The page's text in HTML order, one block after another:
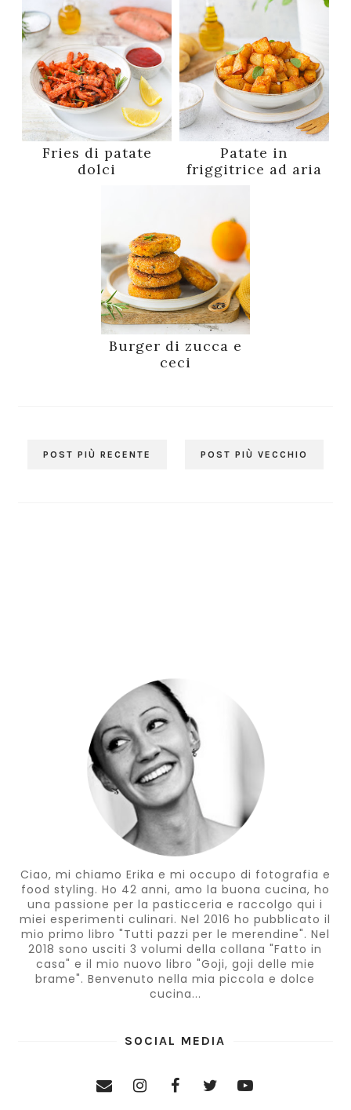
Fries di patate
dolci
Patate in
friggitrice ad aria
Burger di zucca e
ceci
POST PIÙ RECENTE POST PIÙ VECCHIO
Ciao, mi chiamo Erika e mi occupo di fotografia e
food styling. Ho 42 anni, amo la buona cucina, ho
una passione per la pasticceria e raccolgo qui i
miei esperimenti culinari. Nel 2016 ho pubblicato il
mio primo libro "Tutti pazzi per le merendine". Nel
2018 sono usciti 3 volumi della collana "Fatto in
casa" e il mio nuovo libro "Goji, goji delle mie
brame". Benvenuto nella mia piccola e dolce
cucina...
SOCIAL MEDIA